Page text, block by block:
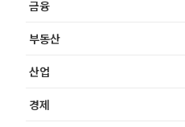
금융
부동산
산업
경제